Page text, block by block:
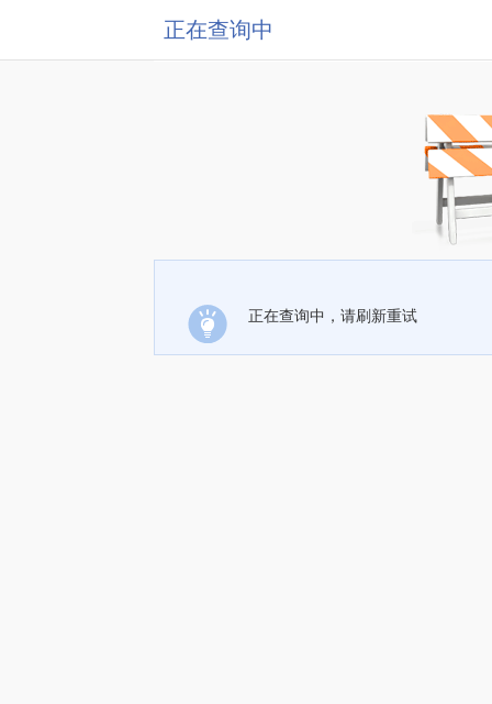
正在查询中
正在查询中，请刷新重试